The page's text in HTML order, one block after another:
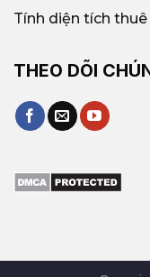
Tính diện tích thuê
THEO DÕI